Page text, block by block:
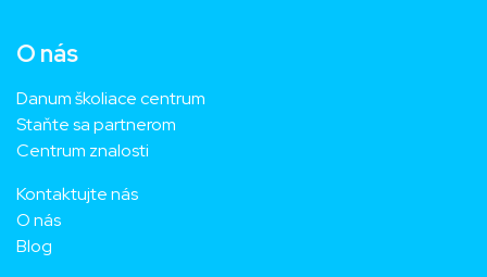
O nás
Danum školiace centrum
Staňte sa partnerom
Centrum znalosti
Kontaktujte nás
O nás
Blog